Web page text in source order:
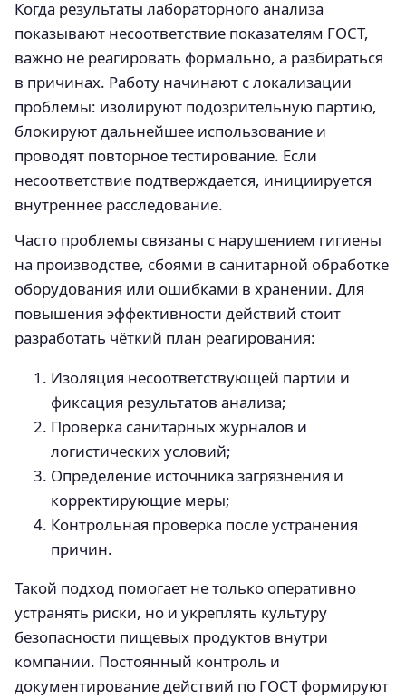
Когда результаты лабораторного анализа
показывают несоответствие показателям ГОСТ,
важно не реагировать формально, а разбираться
в причинах. Работу начинают с локализации
проблемы: изолируют подозрительную партию,
блокируют дальнейшее использование и
проводят повторное тестирование. Если
несоответствие подтверждается, инициируется
внутреннее расследование.
Часто проблемы связаны с нарушением гигиены
на производстве, сбоями в санитарной обработке
оборудования или ошибками в хранении. Для
повышения эффективности действий стоит
разработать чёткий план реагирования:
Изоляция несоответствующей партии и
фиксация результатов анализа;
Проверка санитарных журналов и
логистических условий;
Определение источника загрязнения и
корректирующие меры;
Контрольная проверка после устранения
причин.
Такой подход помогает не только оперативно
устранять риски, но и укреплять культуру
безопасности пищевых продуктов внутри
компании. Постоянный контроль и
документирование действий по ГОСТ формируют